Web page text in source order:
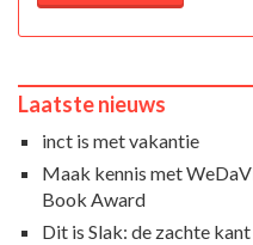
Laatste nieuws
inct is met vakantie
Maak kennis met
Book Award
Dit is Slak: de zachte